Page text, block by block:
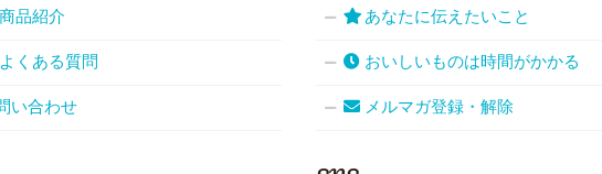
品紹介
くある質問
い合わせ
あなたに伝えたいこと
おいしいものは時間がかかる
メルマガ登録・解除